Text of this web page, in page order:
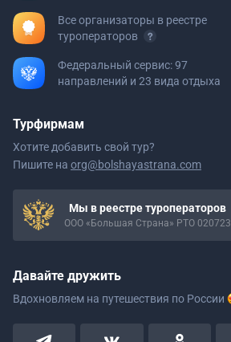
Все организаторы в реестре
туроператоров
Федеральный сервис: 97
направлений и 23 вида отдыха
Турфирмам
Хотите добавить свой тур?
Пишите на org@bolshayastrana.com
Мы в реестре туроператоров
ООО «Большая Страна» РТО 020723
Давайте дружить
Вдохновляем на путешествия по России